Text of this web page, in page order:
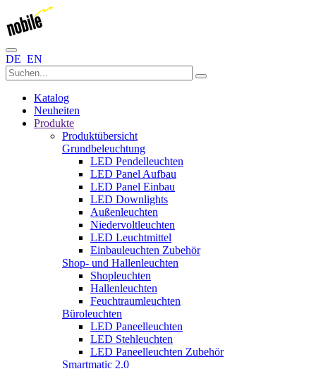
DE EN
Katalog
Neuheiten
Produkte
Produktübersicht
Grundbeleuchtung
LED Pendelleuchten
LED Panel Aufbau
LED Panel Einbau
LED Downlights
Außenleuchten
Niedervoltleuchten
LED Leuchtmittel
Einbauleuchten Zubehör
Shop- und Hallenleuchten
Shopleuchten
Hallenleuchten
Feuchtraumleuchten
Büroleuchten
LED Paneelleuchten
LED Stehleuchten
LED Paneelleuchten Zubehör
Smartmatic 2.0